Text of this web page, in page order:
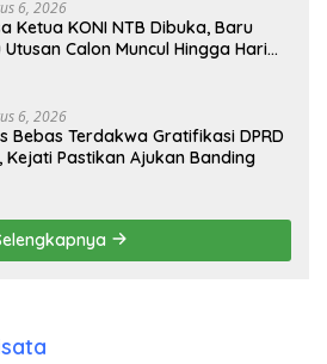
6, 2026
Ketua KONI NTB Dibuka, Baru
Utusan Calon Muncul Hingga Hari
6, 2026
Bebas Terdakwa Gratifikasi DPRD
Kejati Pastikan Ajukan Banding